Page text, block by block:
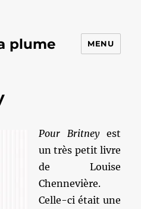
plume MENU
Pour Britney est
un très petit livre
de Louise
Chennevière.
Celle-ci était une